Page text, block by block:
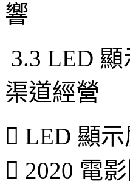
響
3.3 LED
渠道經營
 LED 顯
 2020 電